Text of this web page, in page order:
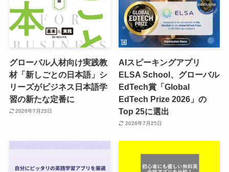
グローバル人材向け実践教
材「新しごとの日本語」シ
リーズがビジネス日本語学
習の新たな定番に
2026年7月25日
AIスピーキングアプリ
ELSA School、グローバル
EdTech賞「Global
EdTech Prize 2026」の
Top 25に選出
2026年7月25日